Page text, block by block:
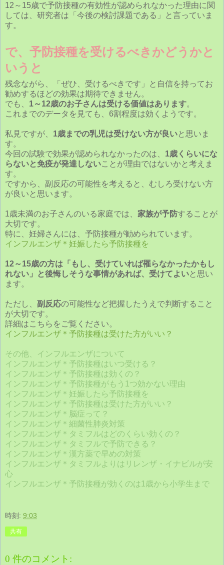
12～15歳で予防接種の有効性が認められなかった理由に関
しては、研究者は「今後の検討課題である」と言っていま
す。
で、予防接種を受けるべきかどうかと
いうと
残念ながら、「ぜひ、受けるべきです」と自信を持ってお
勧めするほどの効果は期待できません。
でも、 1～12歳のお子さんは受ける価値はあります。
これまでのデータを見ても、6割程度は効くようです。
私見ですが、 1歳までの乳児は受けない方が良いと思いま
す。
今回の試験で効果が認められなかったのは、 1歳くらいにな
らないと免疫が発達しないことが理由ではないかと考えま
す。
ですから、副反応の可能性を考えると、むしろ受けない方
が良いと思います。
1歳未満のお子さんのいる家庭では、 家族が予防することが
大切です。
特に、妊婦さんには、予防接種が勧められています。
インフルエンザ＊妊娠したら予防接種を
12～15歳の方は「もし、受けていれば罹らなかったかもし
れない」と後悔しそうな事情があれば、受けてよいと思い
ます。
ただし、 副反応の可能性など把握したうえで判断すること
が大切です。
詳細はこちらをご覧ください。
インフルエンザ＊予防接種は受けた方がいい？
その他、インフルエンザについて
インフルエンザ＊予防接種はいつ受ける？
インフルエンザ＊予防接種は効くの？
インフルエンザ＊予防接種がもう1つ効かない理由
インフルエンザ＊妊娠したら予防接種を
インフルエンザ＊予防接種は受けた方がいい？
インフルエンザ＊脳症って？
インフルエンザ＊細菌性肺炎対策
インフルエンザ＊タミフルはどのくらい効くの？
インフルエンザ＊タミフルで予防できる？
インフルエンザ＊漢方薬で早めの対策
インフルエンザ＊タミフルよりはリレンザ・イナビルが安
心
インフルエンザ＊予防接種が効くのは1歳から小学生まで
時刻: 9:03
共有
0 件のコメント: